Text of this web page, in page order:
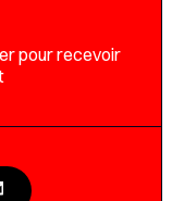
pour recevoir